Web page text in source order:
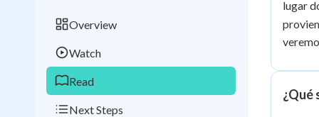
Overview
Watch
Read
Next Steps
Study Points
0
lugar
¿Qué